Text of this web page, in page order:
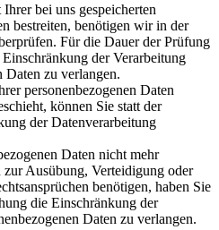
bei uns gespeicherten
bestreiten, benötigen wir in der
Für die Dauer der Prüfung
der Verarbeitung
Daten zu verlangen.
personenbezogenen Daten
können Sie statt der
der Datenverarbeitung
Daten nicht mehr
zur Ausübung, Verteidigung oder
benötigen, haben Sie
die Einschränkung der
Daten zu verlangen.